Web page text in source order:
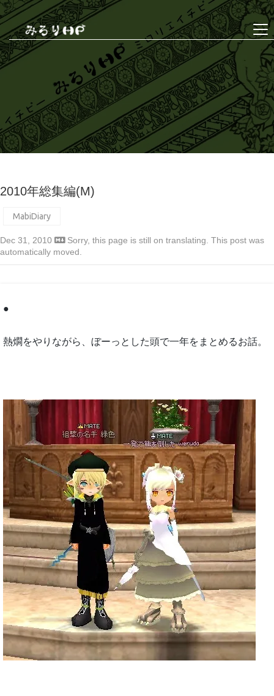
2010年総集編(M)
MabiDiary
Dec 31, 2010
Sorry, this page is still on translating. This post was
automatically moved.
●
熱燗をやりながら、ぼーっとした頭で一年をまとめるお話。